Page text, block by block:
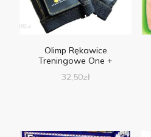
Olimp Rękawice
Treningowe One +
32,50zł